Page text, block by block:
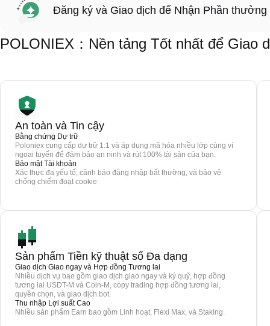
Đăng ký và Giao dịch để Nhận Phần thưởng
POLONIEX：Nền tảng Tốt nhất để Giao
An toàn và Tin cậy
Bằng chứng Dự trữ
Poloniex cung cấp dự trữ 1:1 và áp dụng mã hóa nhiều lớp cùng ví
ngoại tuyến để đảm bảo an ninh và rút 100% tài sản của bạn.
Bảo mật Tài khoản
Xác thực đa yếu tố, cảnh báo đăng nhập bất thường, và bảo vệ
chống chiếm đoạt cookie
Sản phẩm Tiền kỹ thuật số Đa dạng
Giao dịch Giao ngay và Hợp đồng Tương lai
Nhiều dịch vụ bao gồm giao dịch giao ngay và ký quỹ, hợp đồng
tương lai USDT-M và Coin-M, copy trading hợp đồng tương lai,
quyền chọn, và giao dịch bot.
Thu nhập Lợi suất Cao
Nhiều sản phẩm Earn bao gồm Linh hoạt, Flexi Max, và Staking.